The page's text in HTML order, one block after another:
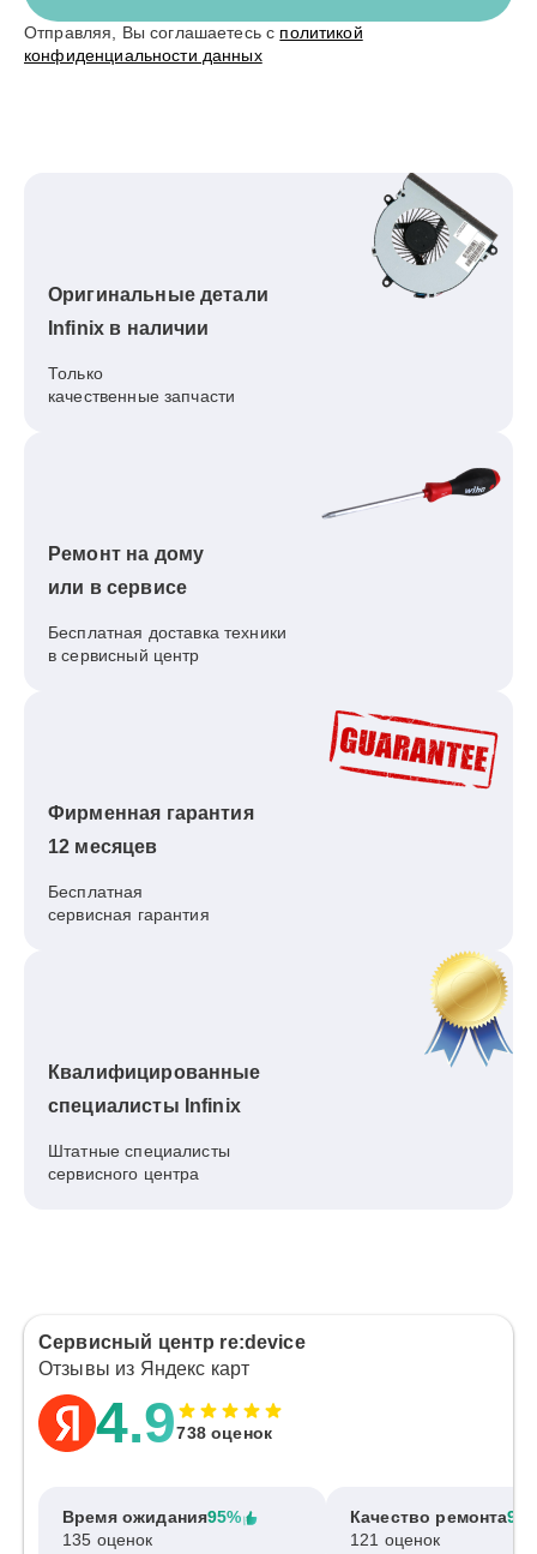
Отправляя, Вы соглашаетесь с политикой
конфиденциальности данных
Оригинальные детали
Infinix в наличии
Только
качественные запчасти
Ремонт на дому
или в сервисе
Бесплатная доставка техники
в сервисный центр
Фирменная гарантия
12 месяцев
Бесплатная
сервисная гарантия
Квалифицированные
специалисты Infinix
Штатные специалисты
сервисного центра
Сервисный центр re:device
Отзывы из Яндекс карт
4.9738 оценок
Время ожидания95%
135 оценок
Качество ремонта
121 оценок